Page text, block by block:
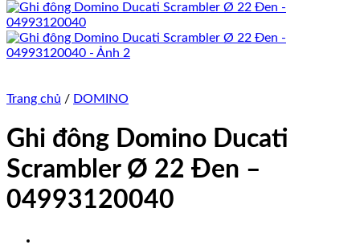
Trang chủ / DOMINO
Ghi đông Domino Ducati
Scrambler Ø 22 Đen –
04993120040